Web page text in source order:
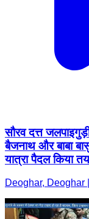
सौरव दत्त
बैजनाथ और बाबा
यात्रा पैदल किया तय
Deoghar, Deoghar